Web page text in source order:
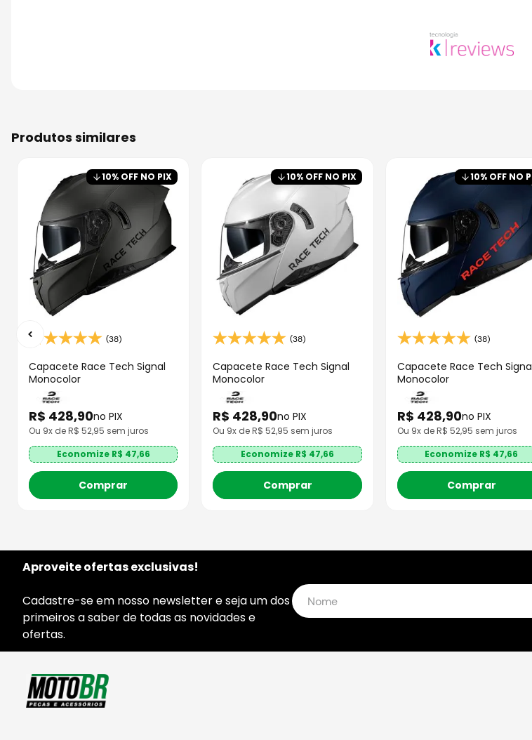
produtos similares
10% OFF NO PIX
(38)
Capacete Race Tech Signal
Monocolor
R$ 428,90no PIX
Ou 9x de R$ 52,95 sem juros
Economize R$ 47,66
Comprar
10% OFF NO PIX
(38)
Capacete Race Tech Signal
Monocolor
R$ 428,90no PIX
Ou 9x de R$52,95 sem juros
Economize R$ 47,66
Comprar
10% OFF NO
(38)
Capacete Race Tech
Monocolor
R$ 428,90no PIX
Ou 9x de R$ 52,95 sem juros
Economize R$ 47,66
Comprar
Aproveite ofertas exclusivas!
Cadastre-se em nosso newsletter e seja um dos
primeiros a saber de todas as novidades e
ofertas.